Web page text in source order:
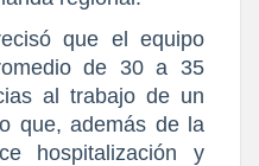
que el equipo
de 30 a 35
al trabajo de un
que, además de la
hospitalización y